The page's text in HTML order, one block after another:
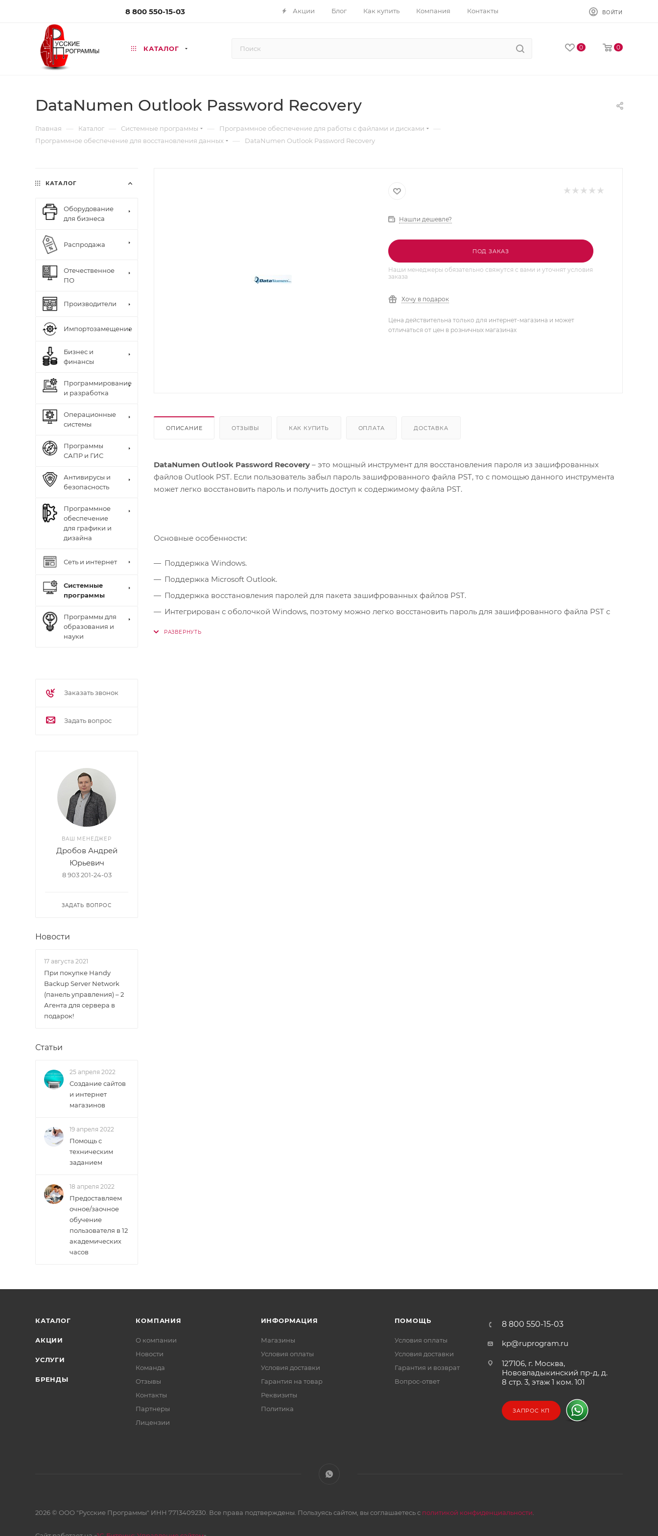
8 800 550-15-03 Акции Блог Как купить Компания Контакты ВОЙТИ
КАТАЛОГ 0 0
DataNumen Outlook Password Recovery
Главная — Каталог — Системные программы — Программное обеспечение для работы с файлами и дисками —
Программное обеспечение для восстановления данных — DataNumen Outlook Password Recovery
Нашли дешевле?
ПОД ЗАКАЗ
Наши менеджеры обязательно свяжутся с вами и уточнят условия
заказа
Хочу в подарок
Цена действительна только для интернет-магазина и может
отличаться от цен в розничных магазинах
ОПИСАНИЕ ОТЗЫВЫ КАК КУПИТЬ ОПЛАТА ДОСТАВКА
DataNumen Outlook Password Recovery – это мощный инструмент для восстановления пароля из зашифрованных
файлов Outlook PST. Если пользователь забыл пароль зашифрованного файла PST, то с помощью данного инструмента
может легко восстановить пароль и получить доступ к содержимому файла PST.
Основные особенности:
Поддержка Windows.
Поддержка Microsoft Outlook.
Поддержка восстановления паролей для пакета зашифрованных файлов PST.
Интегрирован с оболочкой Windows, поэтому можно легко восстановить пароль для зашифрованного файла PST с
КАТАЛОГ
Оборудование
для бизнеса
Распродажа
Отечественное
ПО
Производители
Импортозамещение
Бизнес и
финансы
Программирование
и разработка
Операционные
системы
Программы
САПР и ГИС
Антивирусы и
безопасность
Программное
обеспечение
для графики и
дизайна
Сеть и интернет
Системные
программы
Программы для
образования и
науки
Заказать звонок
Задать вопрос
ВАШ МЕНЕДЖЕР
Дробов Андрей
Юрьевич
8 903 201-24-03
ЗАДАТЬ ВОПРОС
Новости
17 августа 2021
При покупке Handy
Backup Server Network
(панель управления) – 2
Агента для сервера в
подарок!
Статьи
25 апреля 2022
Создание сайтов
и интернет
магазинов
19 апреля 2022
Помощь с
техническим
заданием
18 апреля 2022
Предоставляем
очное/заочное
обучение
пользователя в 12
академических
часов
КАТАЛОГ
АКЦИИ
УСЛУГИ
БРЕНДЫ
КОМПАНИЯ
О компании
Новости
Команда
Отзывы
Контакты
Партнеры
Лицензии
ИНФОРМАЦИЯ
Магазины
Условия оплаты
Условия доставки
Гарантия на товар
Реквизиты
Политика
ПОМОЩЬ
Условия оплаты
Условия доставки
Гарантия и возврат
Вопрос-ответ
8 800 550-15-03
kp@ruprogram.ru
127106, г. Москва,
Нововладыкинский пр-д, д.
8 стр. 3, этаж 1 ком. 101
ЗАПРОС КП
2026 © ООО "Русские Программы" ИНН 7713409230. Все права подтверждены. Пользуясь сайтом, вы соглашаетесь с политикой конфиденциальности.